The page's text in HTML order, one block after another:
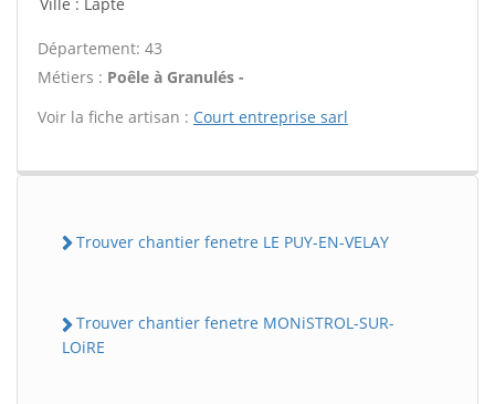
Département: 43
Métiers : Poêle à Granulés -
Voir la fiche artisan : Court entreprise sarl
Trouver chantier fenetre LE PUY-EN-VELAY
Trouver chantier fenetre MONiSTROL-SUR-
LOiRE